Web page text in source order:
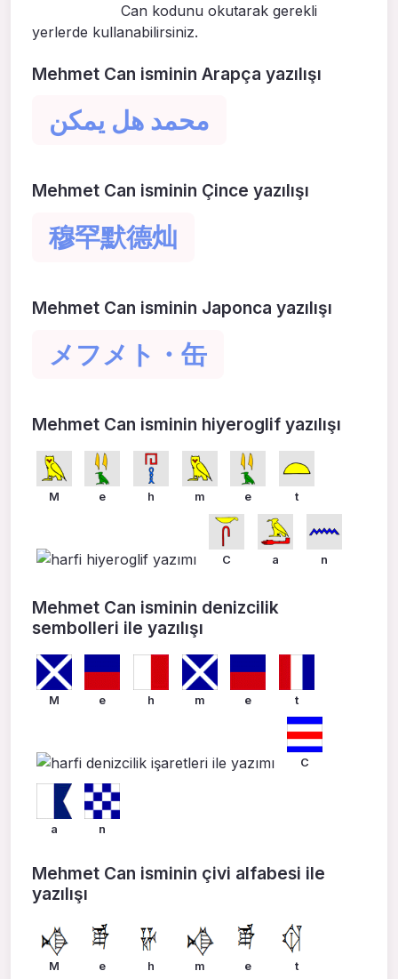
Can kodunu okutarak gerekli
yerlerde kullanabilirsiniz.
Mehmet Can isminin Arapça yazılışı
محمد هل يمكن
Mehmet Can isminin Çince yazılışı
穆罕默德灿
Mehmet Can isminin Japonca yazılışı
メフメト・缶
Mehmet Can isminin hiyeroglif yazılışı
M e h m e t
C a n
Mehmet Can isminin denizcilik
sembolleri ile yazılışı
M e h m e t
C
a n
Mehmet Can isminin çivi alfabesi ile
yazılışı
M e h m e t